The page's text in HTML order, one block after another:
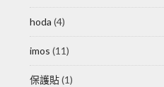
hoda (4)
imos (11)
保護貼(1)